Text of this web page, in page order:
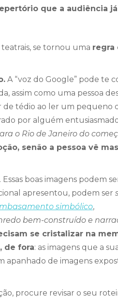
que a audiência
se tornou uma regra
A “voz do Google” pode te
assim como uma pessoa
de tédio ao ler um pequeno
por alguém
o Rio de Janeiro do
senão a pessoa vê
. Essas boas imagens podem
apresentou, podem ser
simbólico,
bem-construído e
se cristalizar na
de fora: as imagens que a
apanhado de imagens
procure revisar o seu